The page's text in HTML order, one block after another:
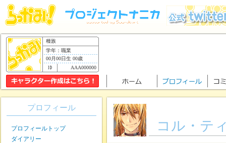
種族
学年：職業
00月00日生 00歳
AAA000000
コル・テ
プロフィール
プロフィールトップ
ダイアリー